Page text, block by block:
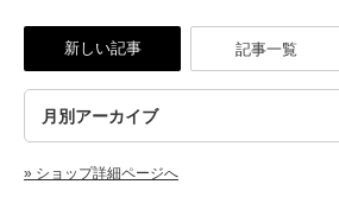
新しい記事 記事一覧
» ショップ詳細ページへ